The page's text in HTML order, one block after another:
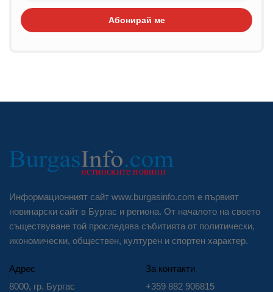
Абонирай ме
Информационният сайт www.burgasinfo.com е първият
новинарски сайт в Бургас и региона. От началото на своето
съществуване той проследява събитията от политически,
икономически, обществен, културен и спортен характер.
Адрес
8000, гр. Бургас
За контакти
+359 882 906815